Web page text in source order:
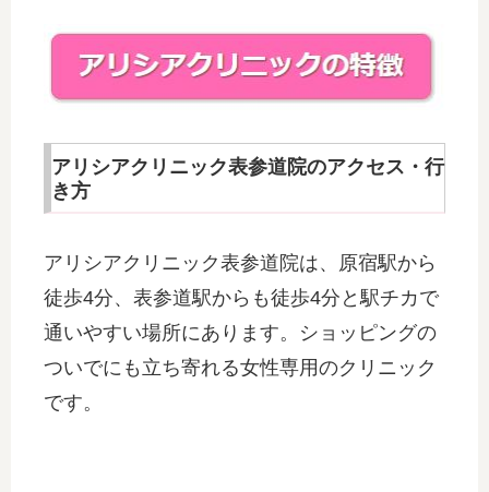
アリシアクリニック表参道院のアクセス・行
き方
アリシアクリニック表参道院は、原宿駅から
徒歩4分、表参道駅からも徒歩4分と駅チカで
通いやすい場所にあります。ショッピングの
ついでにも立ち寄れる女性専用のクリニック
です。